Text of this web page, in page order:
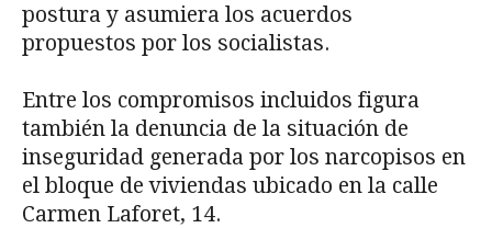
postura y asumiera los acuerdos
propuestos por los socialistas.
Entre los compromisos incluidos figura
también la denuncia de la situación de
inseguridad generada por los narcopisos en
el bloque de viviendas ubicado en la calle
Carmen Laforet, 14.